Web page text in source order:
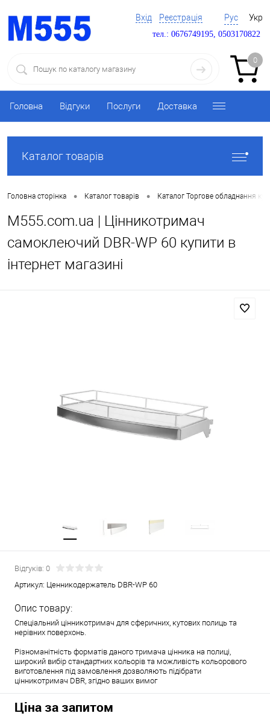
Вхід Реєстрація Рус Укр
тел.: 0676749195, 0503170822
0
Головна Відгуки Послуги Доставка
Каталог товарів
Головна сторінка • Каталог товарів • Каталог Торгове обладнання
M555.com.ua | Цінникотримач
самоклеючий DBR-WP 60 купити в
інтернет магазині
Відгуків: 0
Артикул: Ценникодержатель DBR-WP 60
Опис товару:
Спеціальний цінникотримач для сферичних, кутових полиць та
нерівних поверхонь.
Різноманітність форматів даного тримача цінника на полиці,
широкий вибір стандартних кольорів та можливість кольорового
виготовлення під замовлення дозволяють підібрати
цінникотримач DBR, згідно ваших вимог
Ціна за запитом